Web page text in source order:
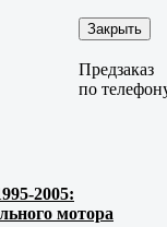
Закрыть
Предзаказ
по
2005:
мотора